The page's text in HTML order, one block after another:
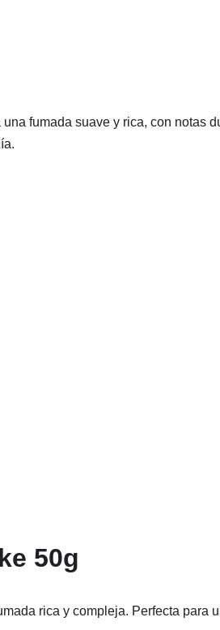
fumada suave y rica, con notas
50g
rica y compleja. Perfecta para